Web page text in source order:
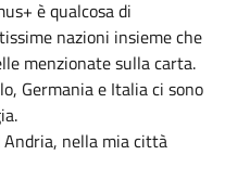
è qualcosa di
nazioni insieme che
menzionate sulla carta.
Germania e Italia ci sono
nella mia città